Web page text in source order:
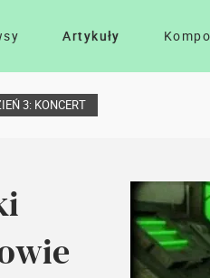
Artykuły
3: KONCERT